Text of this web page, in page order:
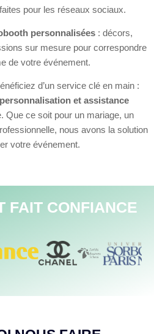
pour les réseaux sociaux.
personnalisées: décors,
sur mesure pour correspondre
de votre événement.
d’un service clé en main :
et assistance
Que ce soit pour un mariage, un
nous avons la solution
votre événement.
FAIT CONFIANCE